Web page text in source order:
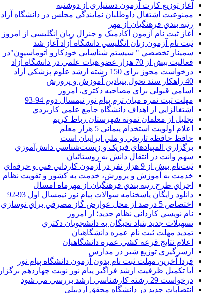
آغاز توزيع کارت آزمون دستياري از دوشنبه
ممنوعيت اشتغال داوطلبان نمايندگي مجلس در دانشگاه آزاد
رتبه بندي فرهنگيان از مهر
آغاز ثبت نام آزمون آکادميک و جنرال زبان انگليسي از امروز
ثبت نام آزمون زبان انگليسي دانشگاه آزاد آغاز شد
سمينار تخصصي " سيستم شناسايي خودکارو اتوماسيون"در
فعاليت بيش از 70 هزار عضو هيات علمي در دانشگاه آزاد
درخواست مجوز براي 150 رشته ارشد علوم پزشکي آزاد
40 راهکار سند تحول بنيادين آموزش و پرورش
اسامي قبولي براي مصاحبه دکتري، امروز
مهلت ثبت نمره میان ترم پیام نور نیمسال دوم 94-93
اشتغالزايي از اهداف دانشگاه جامع علمي کاربردي
تجليل از معلمان نمونه شهرستان رباط کريم
اعلام اولويت استخدام پيماني 5 هزار معلم
حافظ حافظه تاريخي و ملي ايرانيان است
برگزاري المپيادهاي فيزيک و زيست‌شناسي دانش‌آموزي
سهم وانت در انتقال دانش به روستائيان
ثبت‌نام بيش از 9 هزار نفر در آزمون کارداني فني و حرفه‌اي
خدمت به آموزش و پرورش، خدمت به کشور و تقويت
اجراي طرح رتبه بندي فرهنگيان از مهرماه امسال
دانلود رایگان پاسخنامه سوالات پیام نور نیمسال اول 93-92
اختصاص 5 درصد از محل عوارض گاز مصرفي براي نوسازي مدارس
نام نويسي کارداني نظام جديد؛ از امروز
تسهيلات جديد بنياد نخبگان به دانشجويان دکتري
تمديد مهلت ثبت نام عمره دانشگاهيان
اعلام نتايج قرعه کشي عمره دانشگاهيان
ازسرگيري توزيع شير در مدارس
فردا آخرین مهلت ثبت نام بدون آزمون دانشگاه پیام نور
آیا تکمیل ظرفیت ارشد فراگیر پیام نور نوبت چهاردهم
درخواست 29 رشته کارشناسي ارشد بررسي مي شود
انتصابات جديد در دانشگاه محقق اردبيلي